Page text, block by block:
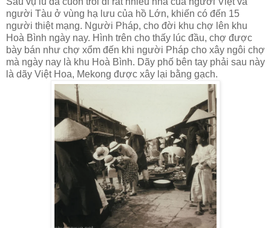
người Tàu ở vùng hạ lưu của hồ Lớn, khiến có đến 15
người thiệt mạng. Người Pháp, cho đời khu chợ lên khu
Hoà Bình ngày nay. Hình trên cho thấy lúc đầu, chợ được
bày bán như chợ xổm đến khi người Pháp cho xây ngôi chợ
mà ngày nay là khu Hoà Bình. Dãy phố bên tay phải sau này
là dãy Việt Hoa, Mekong được xây lại bằng gạch.